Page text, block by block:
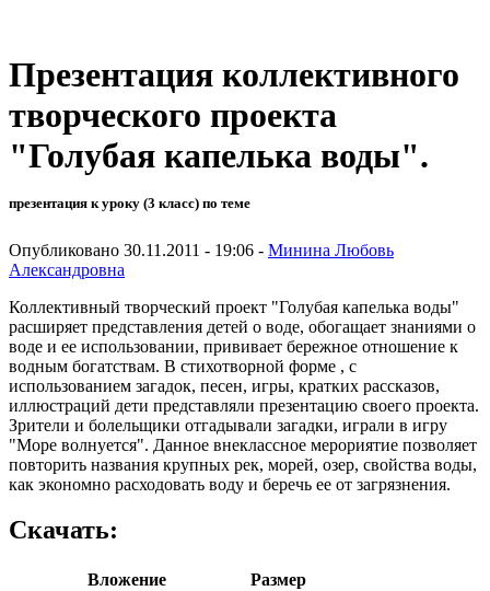
Презентация коллективного
творческого проекта
"Голубая капелька воды".
презентация к уроку (3 класс) по теме
Опубликовано 30.11.2011 - 19:06 - Минина Любовь
Александровна
Коллективный творческий проект "Голубая капелька воды"
расширяет представления детей о воде, обогащает знаниями о
воде и ее использовании, прививает бережное отношение к
водным богатствам. В стихотворной форме , с
использованием загадок, песен, игры, кратких рассказов,
иллюстраций дети представляли презентацию своего проекта.
Зрители и болельщики отгадывали загадки, играли в игру
"Море волнуется". Данное внеклассное мерориятие позволяет
повторить названия крупных рек, морей, озер, свойства воды,
как экономно расходовать воду и беречь ее от загрязнения.
Скачать:
Вложение
Размер